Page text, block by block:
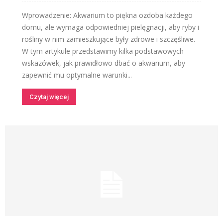
Wprowadzenie: Akwarium to piękna ozdoba każdego
domu, ale wymaga odpowiedniej pielęgnacji, aby ryby i
rośliny w nim zamieszkujące były zdrowe i szczęśliwe.
W tym artykule przedstawimy kilka podstawowych
wskazówek, jak prawidłowo dbać o akwarium, aby
zapewnić mu optymalne warunki...
Czytaj więcej